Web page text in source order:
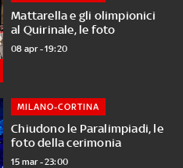
Mattarella e gli olimpionici
al Quirinale, le foto
08 apr - 19:20
Chiudono le Paralimpiadi, le
foto della cerimonia
MILANO-CORTINA
15 mar - 23:00